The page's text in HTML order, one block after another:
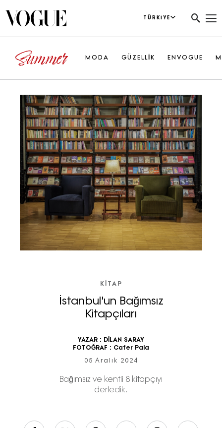
TÜRKIYE
MODA GÜZELLİK ENVOGUE
KİTAP
İstanbul'un Bağımsız
Kitapçıları
YAZAR : DİLAN SARAY
FOTOĞRAF : Cafer Pala
05 Aralık 2024
Bağımsız ve kentli 8 kitapçıyı
derledik.